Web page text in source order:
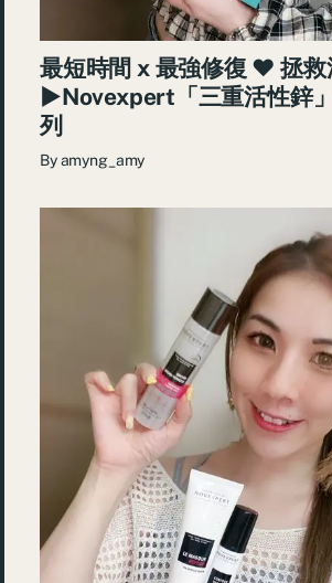
最短時間 x 最強修復 ♥ 拯救
►Novexpert「三重活性鋅
列
Byamyng_amy